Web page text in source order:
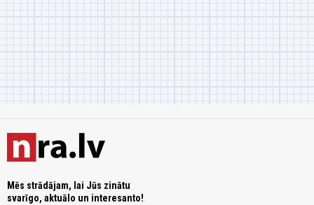
Mēs strādājam, lai Jūs zinātu
svarīgo, aktuālo un interesanto!